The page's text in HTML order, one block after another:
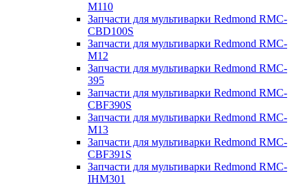
M110
Запчасти для мультиварки Redmond RMC-
CBD100S
Запчасти для мультиварки Redmond RMC-
M12
Запчасти для мультиварки Redmond RMC-
395
Запчасти для мультиварки Redmond RMC-
CBF390S
Запчасти для мультиварки Redmond RMC-
M13
Запчасти для мультиварки Redmond RMC-
CBF391S
Запчасти для мультиварки Redmond RMC-
IHM301